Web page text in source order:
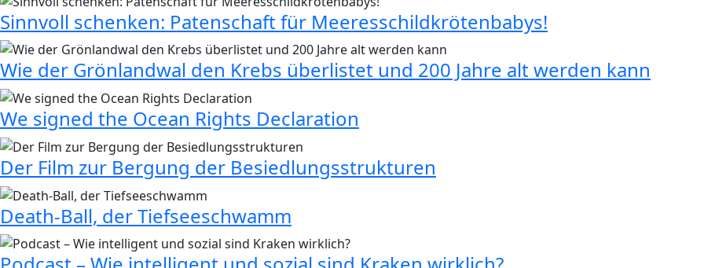
Sinnvoll schenken: Patenschaft für Meeresschildkrötenbabys!
Wie der Grönlandwal den Krebs überlistet und 200 Jahre alt werden kann
We signed the Ocean Rights Declaration
Der Film zur Bergung der Besiedlungsstrukturen
Death-Ball, der Tiefseeschwamm